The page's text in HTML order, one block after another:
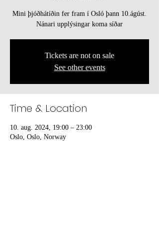
Mini þjóðhátíðin fer fram í Osló þann 10.ágúst.
Nánari upplýsingar koma síðar
Tickets are not on sale
See other events
Time & Location
10. aug. 2024, 19:00 – 23:00
Oslo, Oslo, Norway